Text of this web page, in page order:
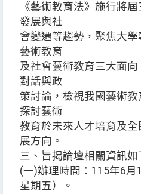
《藝術教育法》施行將
發展與社
會變遷等趨勢，聚焦大
藝術教育
及社會藝術教育三大面
對話與政
策討論，檢視我國藝術
探討藝術
教育於未來人才培育及
展方向。
三、旨揭論壇相關資訊如
(一)辦理時間：115年6月
星期五）。